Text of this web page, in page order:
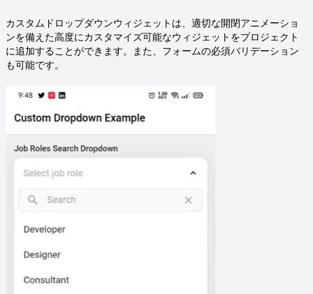
カスタムドロップダウンウィジェットは、適切な開閉アニメーショ
ンを備えた高度にカスタマイズ可能なウィジェットをプロジェクト
に追加することができます。また、フォームの必須バリデーション
も可能です。